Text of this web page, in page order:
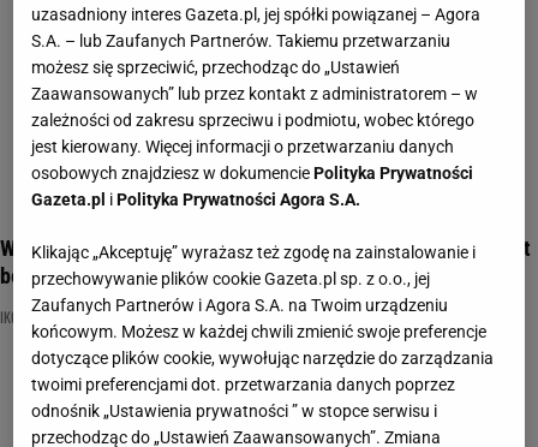
W tym quizie pytamy o największe ikony lat 90. Młodzież jest
bez szans!
IKONY LATA 90 NAJNOWSZE QUIZY DZISIAJ DODANE
uzasadniony interes Gazeta.pl, jej spółki powiązanej – Agora
S.A. – lub Zaufanych Partnerów. Takiemu przetwarzaniu
możesz się sprzeciwić, przechodząc do „Ustawień
Zaawansowanych” lub przez kontakt z administratorem – w
zależności od zakresu sprzeciwu i podmiotu, wobec którego
jest kierowany. Więcej informacji o przetwarzaniu danych
osobowych znajdziesz w dokumenciePolityka Prywatności
Gazeta.pl iPolityka Prywatności Agora S.A.
Klikając „Akceptuję” wyrażasz też zgodę na zainstalowanie i
przechowywanie plików cookie Gazeta.pl sp. z o.o., jej
Zaufanych Partnerów i Agora S.A. na Twoim urządzeniu
końcowym. Możesz w każdej chwili zmienić swoje preferencje
dotyczące plików cookie, wywołując narzędzie do zarządzania
twoimi preferencjami dot. przetwarzania danych poprzez
odnośnik „Ustawienia prywatności ” w stopce serwisu i
przechodząc do „Ustawień Zaawansowanych”. Zmiana